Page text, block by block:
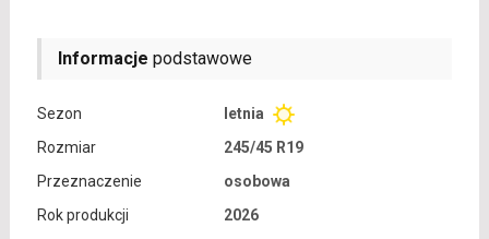
Informacje podstawowe
Sezon
letnia
Rozmiar
245/45 R19
Przeznaczenie
osobowa
Rok produkcji
2026